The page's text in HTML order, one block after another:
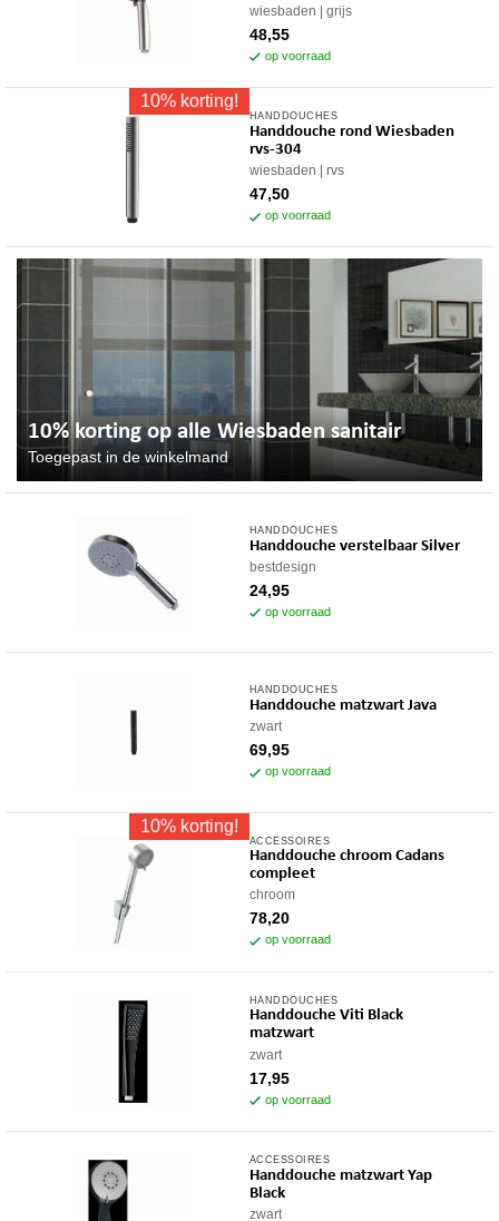
wiesbaden grijs
48,55
op voorraad
10% korting!
HANDDOUCHES
Handdouche rond Wiesbaden
rvs-304
wiesbaden rvs
47,50
op voorraad
10% korting op alle Wiesbaden sanitair
Toegepast in de winkelmand
HANDDOUCHES
Handdouche verstelbaar Silver
bestdesign
24,95
op voorraad
HANDDOUCHES
Handdouche matzwart Java
zwart
69,95
op voorraad
10% korting!
ACCESSOIRES
Handdouche chroom Cadans
compleet
chroom
78,20
op voorraad
HANDDOUCHES
Handdouche Viti Black
matzwart
zwart
17,95
op voorraad
ACCESSOIRES
Handdouche matzwart Yap
Black
zwart